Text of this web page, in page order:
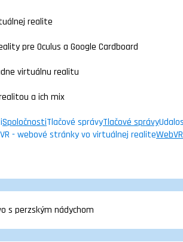
realite
pre Oculus a Google Cardboard
virtuálnu realitu
a ich mix
SpoločnostiTlačové správyTlačové správy
- webové stránky vo virtuálnej realite
s perzským nádychom